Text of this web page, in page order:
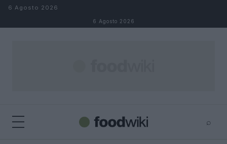
Salta al contenuto
6 Agosto 2026
6 Agosto 2026
⌕